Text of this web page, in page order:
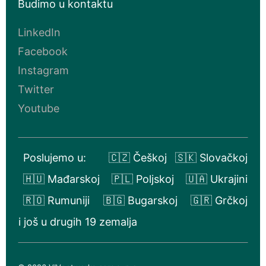
Budimo u kontaktu
LinkedIn
Facebook
Instagram
Twitter
Youtube
Poslujemo u: 🇨🇿 Češkoj
🇸🇰 Slovačkoj
🇭🇺 Mađarskoj
🇵🇱 Poljskoj
🇺🇦 Ukrajini
🇷🇴 Rumuniji
🇧🇬 Bugarskoj
🇬🇷 Grčkoj
i još u drugih 19 zemalja